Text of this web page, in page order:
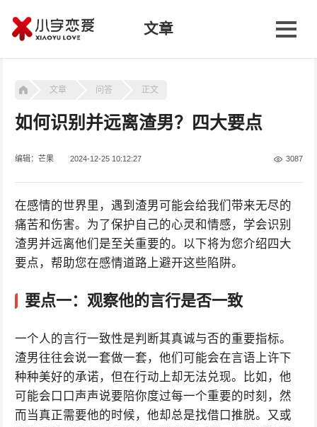
文章
文章 问答 正文
如何识别并远离渣男？四大要点
编辑：芒果 2024-12-25 10:12:27 3087
在感情的世界里，遇到渣男可能会给我们带来无尽的
痛苦和伤害。为了保护自己的心灵和情感，学会识别
渣男并远离他们是至关重要的。以下将为您介绍四大
要点，帮助您在感情道路上避开这些陷阱。
要点一：观察他的言行是否一致
一个人的言行一致性是判断其真诚与否的重要指标。
渣男往往会说一套做一套，他们可能会在言语上许下
种种美好的承诺，但在行动上却无法兑现。比如，他
可能会口口声声说要陪你度过每一个重要的时刻，然
而当真正需要他的时候，他却总是找借口推脱。又或